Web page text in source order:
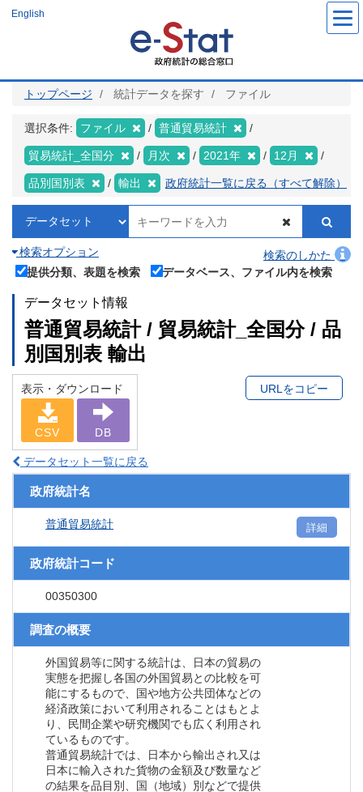
ツ
English
トップページ 統計データを探す ファイル
選択条件: ファイル 普通貿易統計
貿易統計_全国分 月次 2021年 12月
品別国別表 輸出 政府統計一覧に戻る（すべて解除）
検索オプション
検索のしかた
提供分類、表題を検索
データベース、ファイル内を検索
データセット情報
普通貿易統計 / 貿易統計_全国分 / 品
別国別表 輸出
表示・ダウンロード
CSV DB
URLをコピー
データセット一覧に戻る
政府統計名
普通貿易統計 詳細
政府統計コード
00350300
調査の概要
外国貿易等に関する統計は、日本の貿易の
実態を把握し各国の外国貿易との比較を可
能にするもので、国や地方公共団体などの
経済政策において利用されることはもとよ
り、民間企業や研究機関でも広く利用され
ているものです。
普通貿易統計では、日本から輸出され又は
日本に輸入された貨物の金額及び数量など
の結果を品目別、国（地域）別などで提供